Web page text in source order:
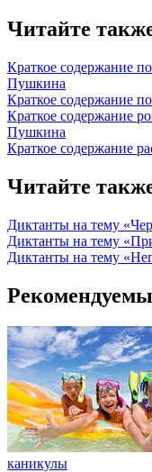
Читайте
Краткое содержание
Пушкина
Краткое содержание
Краткое содержание
Пушкина
Краткое содержание
Читайте
Диктанты на тему
Диктанты на тему
Диктанты на тему
каникулы